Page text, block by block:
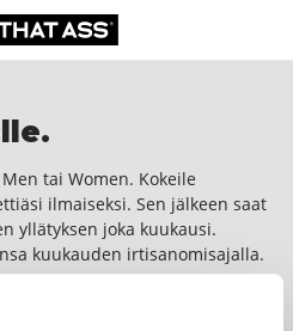
tai Women. Kokeile
ilmaiseksi. Sen jälkeen saat
yllätyksen joka kuukausi.
kuukauden irtisanomisajalla.